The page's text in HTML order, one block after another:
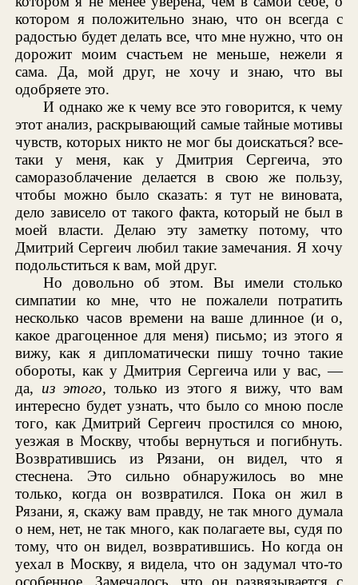
котором я положительно знаю, что он всегда с
радостью будет делать все, что мне нужно, что он
дорожит моим счастьем не меньше, нежели я
сама. Да, мой друг, не хочу и знаю, что вы
одобряете это.
И однако же к чему все это говорится, к чему
этот анализ, раскрывающий самые тайные мотивы
чувств, которых никто не мог бы доискаться? все-
таки у меня, как у Дмитрия Сергеича, это
саморазоблачение делается в свою же пользу,
чтобы можно было сказать: я тут не виновата,
дело зависело от такого факта, который не был в
моей власти. Делаю эту заметку потому, что
Дмитрий Сергеич любил такие замечания. Я хочу
подольститься к вам, мой друг.
Но довольно об этом. Вы имели столько
симпатии ко мне, что не пожалели потратить
несколько часов времени на ваше длинное (и о,
какое драгоценное для меня) письмо; из этого я
вижу, как я дипломатически пишу точно такие
обороты, как у Дмитрия Сергеича или у вас, —
да, из этого, только из этого я вижу, что вам
интересно будет узнать, что было со мною после
того, как Дмитрий Сергеич простился со мною,
уезжая в Москву, чтобы вернуться и погибнуть.
Возвратившись из Рязани, он видел, что я
стеснена. Это сильно обнаружилось во мне
только, когда он возвратился. Пока он жил в
Рязани, я, скажу вам правду, не так много думала
о нем, нет, не так много, как полагаете вы, судя по
тому, что он видел, возвратившись. Но когда он
уехал в Москву, я видела, что он задумал что-то